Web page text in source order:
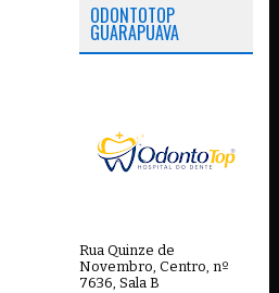
ODONTOTOP
GUARAPUAVA
Rua Quinze de
Novembro, Centro, nº
7636, Sala B